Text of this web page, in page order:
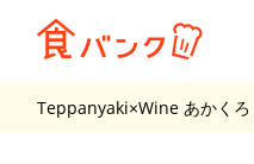
Teppanyaki×Wine あかくろ